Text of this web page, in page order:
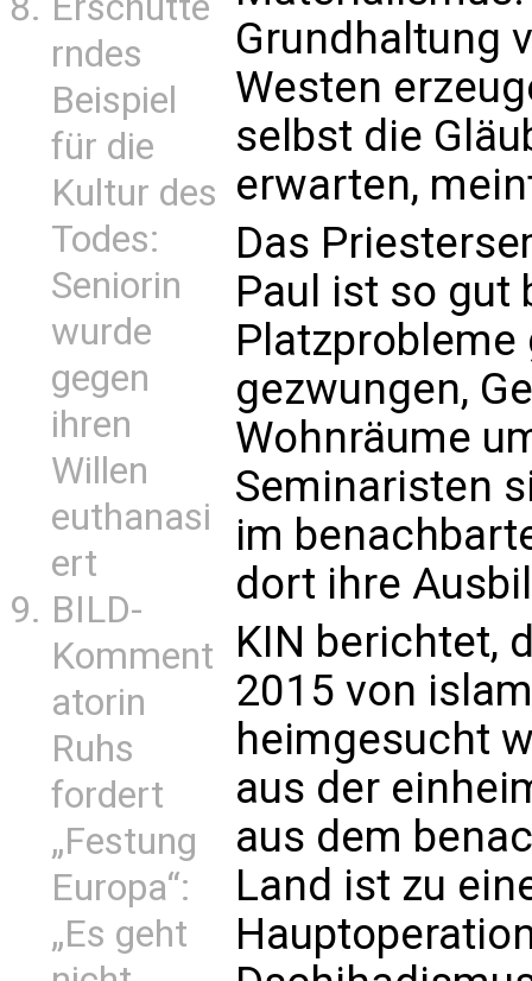
rndes
Beispiel
für die
Kultur des
Todes:
Seniorin
wurde
gegen
ihren
Willen
euthanasi
ert
BILD-
Komment
atorin
Ruhs
fordert
„Festung
Europa“:
„Es geht
Grundhaltung
Westen
selbst die
erwarten,
Das
Paul ist so gut
gezwungen,
Wohnräume
Seminaristen
im
dort ihre
KIN berichtet,
2015 von
heimgesucht
aus der
aus dem
Land ist zu